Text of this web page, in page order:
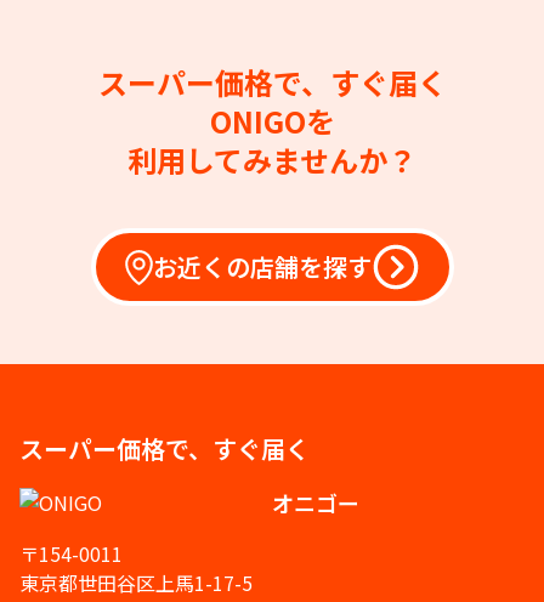
スーパー価格で、すぐ届く
ONIGOを
利用してみませんか？
お近くの店舗を探す
スーパー価格で、すぐ届く
オニゴー
〒154-0011
東京都世田谷区上馬1-17-5